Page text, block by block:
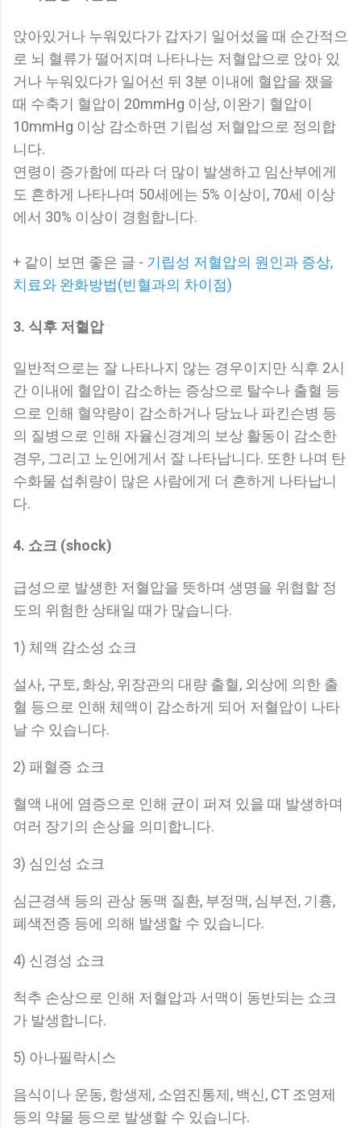
앉아있거나 누워있다가 갑자기 일어섰을 때 순간적으
로 뇌 혈류가 떨어지며 나타나는 저혈압으로 앉아 있
거나 누워있다가 일어선 뒤 3분 이내에 혈압을 쟀을
때 수축기 혈압이 20mmHg 이상, 이완기 혈압이
10mmHg 이상 감소하면 기립성 저혈압으로 정의합
니다.
연령이 증가함에 따라 더 많이 발생하고 임산부에게
도 흔하게 나타나며 50세에는 5% 이상이, 70세 이상
에서 30% 이상이 경험합니다.
+ 같이 보면 좋은 글 - 기립성 저혈압의 원인과 증상,
치료와 완화방법(빈혈과의 차이점)
3. 식후 저혈압
일반적으로는 잘 나타나지 않는 경우이지만 식후 2시
간 이내에 혈압이 감소하는 증상으로 탈수나 출혈 등
으로 인해 혈약량이 감소하거나 당뇨나 파킨슨병 등
의 질병으로 인해 자율신경계의 보상 활동이 감소한
경우, 그리고 노인에게서 잘 나타납니다. 또한 나며 탄
수화물 섭취량이 많은 사람에게 더 흔하게 나타납니
다.
4. 쇼크 (shock)
급성으로 발생한 저혈압을 뜻하며 생명을 위협할 정
도의 위험한 상태일 때가 많습니다.
1) 체액 감소성 쇼크
설사, 구토, 화상, 위장관의 대량 출혈, 외상에 의한 출
혈 등으로 인해 체액이 감소하게 되어 저혈압이 나타
날 수 있습니다.
2) 패혈증 쇼크
혈액 내에 염증으로 인해 균이 퍼져 있을 때 발생하며
여러 장기의 손상을 의미합니다.
3) 심인성 쇼크
심근경색 등의 관상 동맥 질환, 부정맥, 심부전, 기흉,
폐색전증 등에 의해 발생할 수 있습니다.
4) 신경성 쇼크
척추 손상으로 인해 저혈압과 서맥이 동반되는 쇼크
가 발생합니다.
5) 아나필락시스
음식이나 운동, 항생제, 소염진통제, 백신, CT 조영제
등의 약물 등으로 발생할 수 있습니다.